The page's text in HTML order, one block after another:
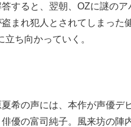
すると、翌朝、OZに謎のア
まれ犯人とされてしまった
ち向かっていく。
希の声には、本作が声優デ
優の富司純子。風来坊の陣